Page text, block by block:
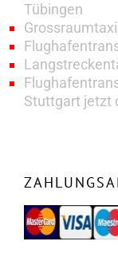
Tübingen
Stuttgart jetzt